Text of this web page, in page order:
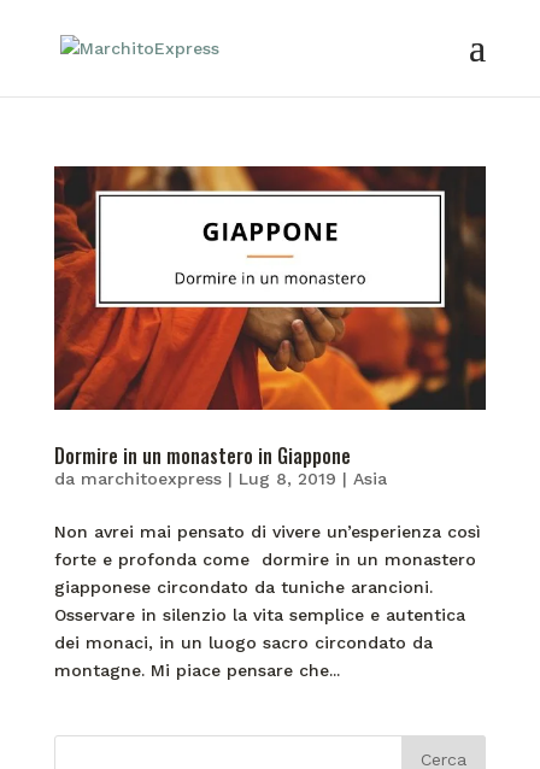
Dormire in un monastero in Giappone
da marchitoexpress| Lug 8, 2019 | Asia
Non avrei mai pensato di vivere un’esperienza così
forte e profonda come dormire in un monastero
giapponese circondato da tuniche arancioni.
Osservare in silenzio la vita semplice e autentica
dei monaci, in un luogo sacro circondato da
montagne. Mi piace pensare che...